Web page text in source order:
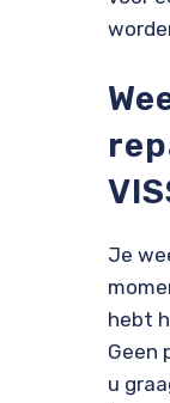
Je
hebt
Geen
u